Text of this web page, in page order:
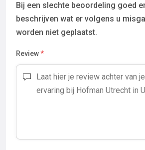
Bij een slechte beoordeling goed
beschrijven wat er volgens u
worden niet geplaatst.
Review*